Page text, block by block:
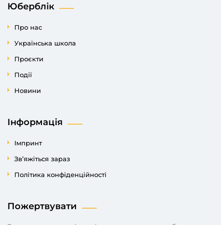
Юберблік
Про нас
Українська школа
Проєкти
Події
Новини
Інформація
Імпринт
Зв’яжіться зараз
Політика конфіденційності
Пожертвувати